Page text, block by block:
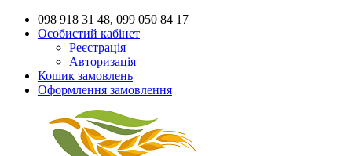
098 918 31 48, 099 050 84 17
Особистий кабінет
Реєстрація
Авторизація
Кошик замовлень
Оформлення замовлення